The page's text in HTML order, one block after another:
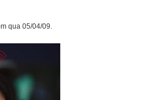
qua 05/04/09.